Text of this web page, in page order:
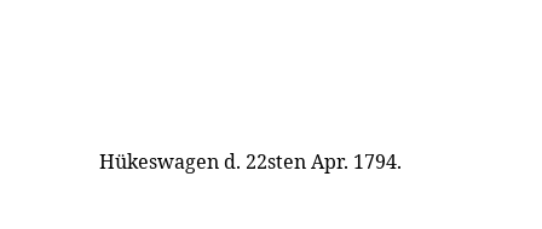
Hükeswagen d. 22sten Apr. 1794.